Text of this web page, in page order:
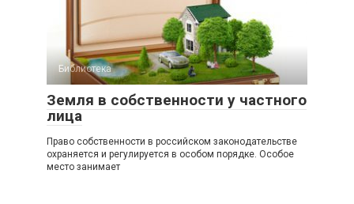
Библиотека
Земля в собственности у частного
лица
Право собственности в российском законодательстве
охраняется и регулируется в особом порядке. Особое
место занимает